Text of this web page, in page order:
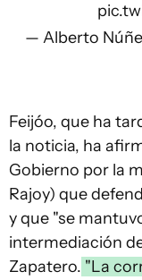
— Alberto
Feijóo, que ha
la noticia, ha
Gobierno por la
Rajoy) que
y que "se
intermediación
Zapatero. "La